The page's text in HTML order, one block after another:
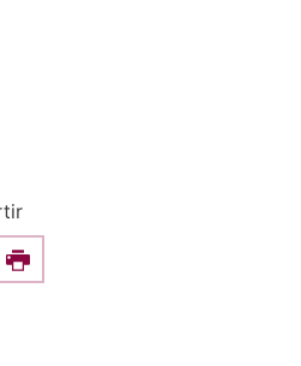
this on Facebook
Print